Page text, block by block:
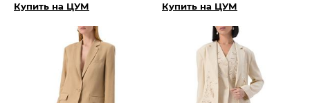
Купить на ЦУМ Купить на ЦУМ